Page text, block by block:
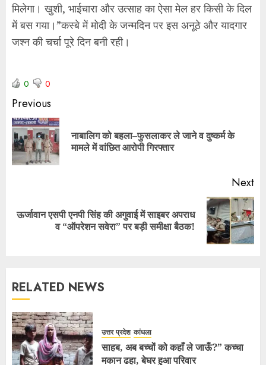
मिलेगा। खुशी, भाईचारा और उत्साह का ऐसा मेल हर किसी के दिल
में बस गया।”कस्बे में मोदी के जन्मदिन पर इस अनूठे और यादगार
जश्न की चर्चा पूरे दिन बनी रही।
0 0
Previous
नाबालिग को बहला–फुसलाकर ले जाने व दुष्कर्म के
मामले में वांछित आरोपी गिरफ्तार
Next
ऊर्जावान एसपी एनपी सिंह की अगुवाई में साइबर अपराध
व “ऑपरेशन सवेरा” पर बड़ी समीक्षा बैठक!
RELATED NEWS
उत्तर प्रदेश कांधला
साहब, अब बच्चों को कहाँ ले जाऊँ?” कच्चा
मकान ढहा, बेघर हुआ परिवार